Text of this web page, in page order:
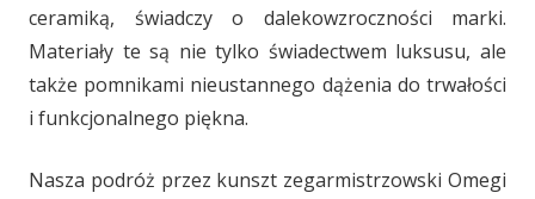
ceramiką, świadczy o dalekowzroczności marki.
Materiały te są nie tylko świadectwem luksusu, ale
także pomnikami nieustannego dążenia do trwałości
i funkcjonalnego piękna.
Nasza podróż przez kunszt zegarmistrzowski Omegi